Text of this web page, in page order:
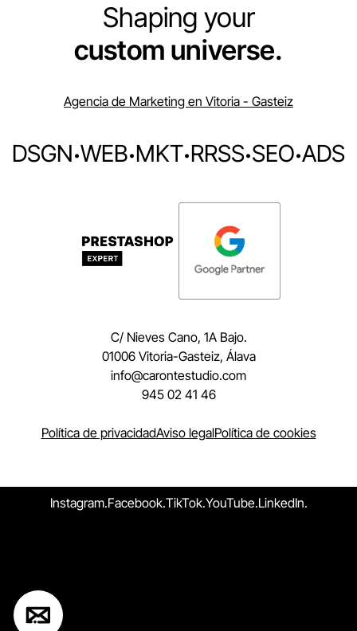
Shaping your
custom universe.
Agencia de Marketing en Vitoria - Gasteiz
DSGN·WEB·MKT·RRSS·SEO·ADS
C/ Nieves Cano, 1A Bajo.
01006 Vitoria-Gasteiz, Álava
moc.oidutsetnorac@ofni
945 02 41 46
Política de privacidadAviso legalPolítica de cookies
Instagram.Facebook.TikTok.YouTube.LinkedIn.